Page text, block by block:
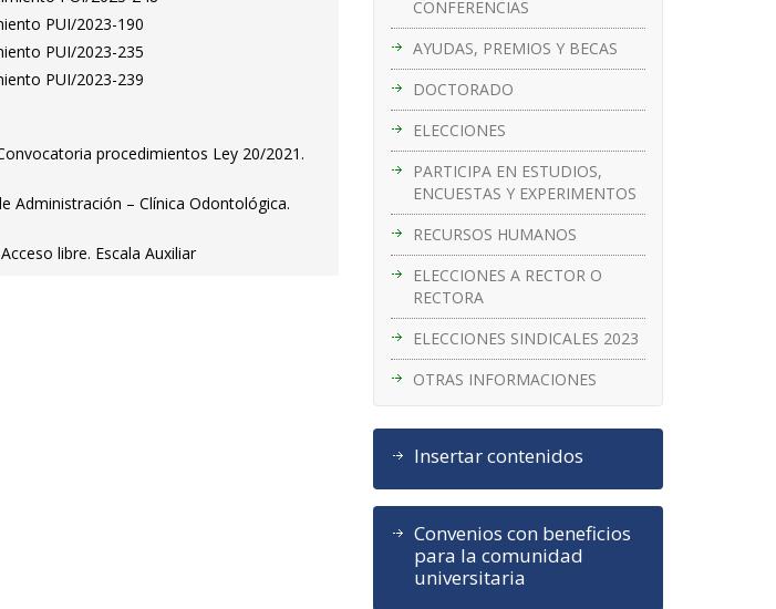
CONFERENCIAS
AYUDAS, PREMIOS Y BECAS
DOCTORADO
ELECCIONES
PARTICIPA EN ESTUDIOS,
ENCUESTAS Y EXPERIMENTOS
RECURSOS HUMANOS
ELECCIONES A RECTOR O
RECTORA
ELECCIONES SINDICALES 2023
OTRAS INFORMACIONES
Insertar contenidos
Convenios con beneficios
para la comunidad
universitaria
PUI/2023-190
PUI/2023-235
PUI/2023-239
procedimientos Ley 20/2021.
Administración – Clínica Odontológica.
libre. Escala Auxiliar